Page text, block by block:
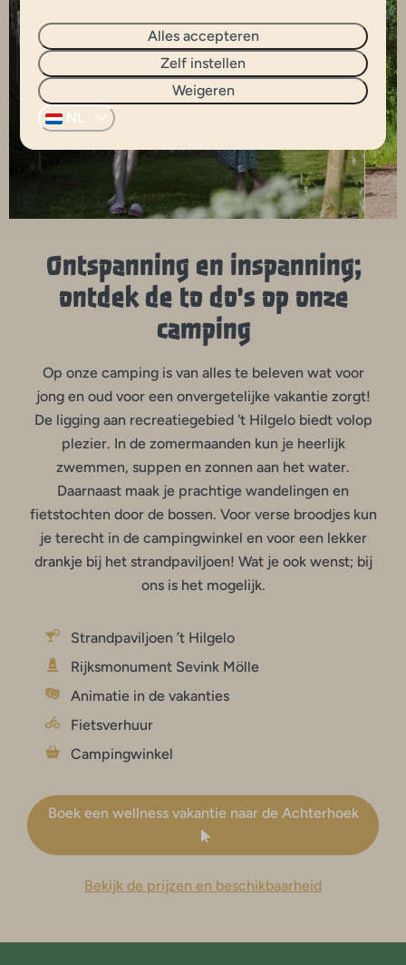
Ontspanning en inspanning;
ontdek de to do's op onze
camping
Op onze camping is van alles te beleven wat voor
jong en oud voor een onvergetelijke vakantie zorgt!
De ligging aan recreatiegebied 't Hilgelo biedt volop
plezier. In de zomermaanden kun je heerlijk
zwemmen, suppen en zonnen aan het water.
Daarnaast maak je prachtige wandelingen en
fietstochten door de bossen. Voor verse broodjes kun
je terecht in de campingwinkel en voor een lekker
drankje bij het strandpaviljoen! Wat je ook wenst; bij
ons is het mogelijk.
Strandpaviljoen ’t Hilgelo
Rijksmonument Sevink Mölle
Animatie in de vakanties
Fietsverhuur
Campingwinkel
Boek een wellness vakantie naar de Achterhoek
Bekijk de prijzen en beschikbaarheid
Alles accepteren
Zelf instellen
Weigeren
NL